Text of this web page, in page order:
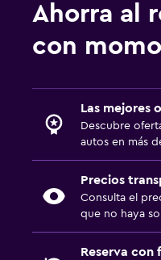
Ahorra al
con
Las mejores
Descubre
autos en más
Precios
Consulta el
que no haya
Reserva con